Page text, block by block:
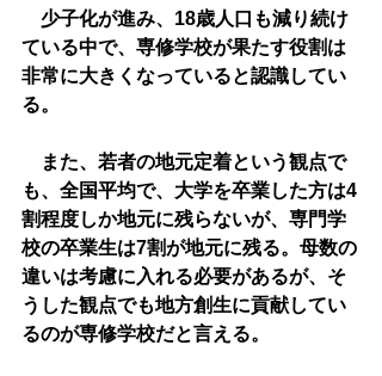
少子化が進み、18歳人口も減り続け
ている中で、専修学校が果たす役割は
非常に大きくなっていると認識してい
る。
また、若者の地元定着という観点で
も、全国平均で、大学を卒業した方は4
割程度しか地元に残らないが、専門学
校の卒業生は7割が地元に残る。母数の
違いは考慮に入れる必要があるが、そ
うした観点でも地方創生に貢献してい
るのが専修学校だと言える。